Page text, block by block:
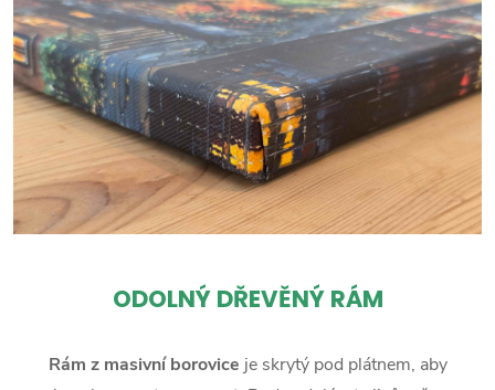
ODOLNÝ DŘEVĚNÝ RÁM
Rám z masivní borovice je skrytý pod plátnem, aby